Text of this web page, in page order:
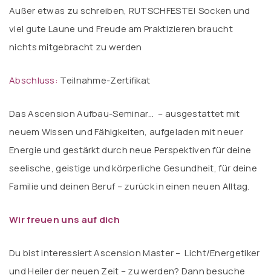
Außer etwas zu schreiben, RUTSCHFESTE! Socken und
viel gute Laune und Freude am Praktizieren braucht
nichts mitgebracht zu werden
Abschluss: Teilnahme-Zertifikat
Das Ascension Aufbau-Seminar… – ausgestattet mit
neuem Wissen und Fähigkeiten, aufgeladen mit neuer
Energie und gestärkt durch neue Perspektiven für deine
seelische, geistige und körperliche Gesundheit, für deine
Familie und deinen Beruf – zurück in einen neuen Alltag.
Wir freuen uns auf dich
Du bist interessiertAscension Master – Licht/Energetiker
und Heiler der neuen Zeit – zu werden? Dann besuche